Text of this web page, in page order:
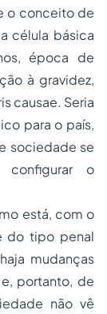
o conceito de
célula básica
época de
à gravidez,
causae. Seria
para o país,
sociedade se
o
está, com o
do tipo penal
mudanças
portanto, de
não vê